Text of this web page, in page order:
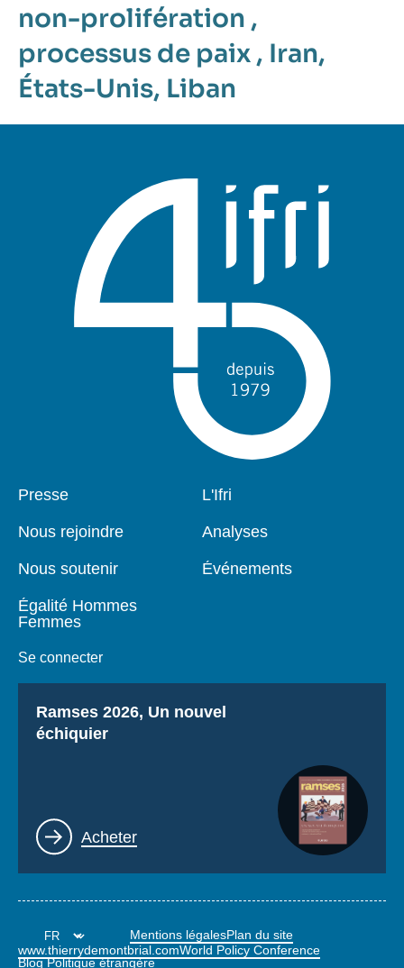
non-prolifération ,
processus de paix , Iran,
États-Unis, Liban
Pied
Presse
Nous rejoindre
Nous soutenir
Égalité Hommes
Femmes
Se connecter
Navigation
L'Ifri
Analyses
Événements
Titre
Ramses 2026, Un nouvel
échiquier
Lien
Acheter
Mentions légalesPlan du site
www.thierrydemontbrial.comWorld Policy Conference
Blog Politique étrangère